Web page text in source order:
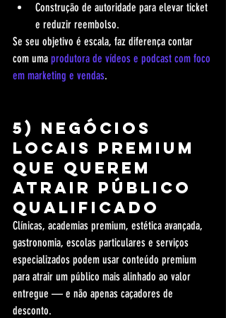
Construção de autoridade para elevar ticket
e reduzir reembolso.
Se seu objetivo é escala, faz diferença contar
com uma produtora de vídeos e podcast com foco
em marketing e vendas.
5) Negócios
locais premium
que querem
atrair público
qualificado
Clínicas, academias premium, estética avançada,
gastronomia, escolas particulares e serviços
especializados podem usar conteúdo premium
para atrair um público mais alinhado ao valor
entregue — e não apenas caçadores de
desconto.